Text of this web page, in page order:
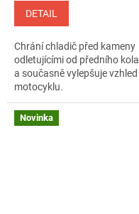
DETAIL
Chrání chladič před kameny
odletujícími od předního kola
a současně vylepšuje vzhled
motocyklu.
Novinka